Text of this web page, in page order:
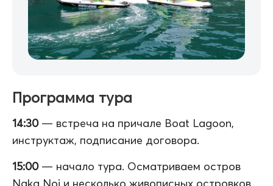
Программа тура
14:30— встреча на причале Boat Lagoon,
инструктаж, подписание договора.
15:00— начало тура. Осматриваем остров